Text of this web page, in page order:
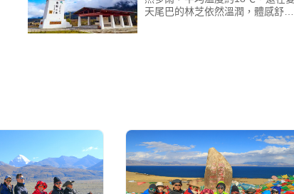
天尾巴的林芝依然溫潤，體感舒